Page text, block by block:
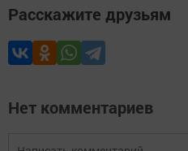
Расскажите друзьям
Нет комментариев